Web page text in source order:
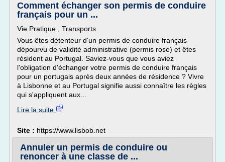
Comment échanger son permis de conduire
français pour un ...
Vie Pratique , Transports
Vous êtes détenteur d'un permis de conduire français
dépourvu de validité administrative (permis rose) et êtes
résident au Portugal. Saviez-vous que vous aviez
l'obligation d'échanger votre permis de conduire français
pour un portugais après deux années de résidence ? Vivre
à Lisbonne et au Portugal signifie aussi connaître les règles
qui s'appliquent aux...
Lire la suite
Site : https://www.lisbob.net
Annuler un permis de conduire ou
renoncer à une classe de ...